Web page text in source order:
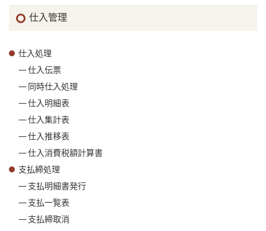
仕入管理
仕入処理
仕入伝票
同時仕入処理
仕入明細表
仕入集計表
仕入推移表
仕入消費税額計算書
支払締処理
支払明細書発行
支払一覧表
支払締取消